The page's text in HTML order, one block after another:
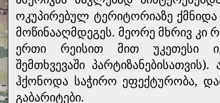
ოკუპირებულ ტერიტორიაზე
მოწინააღმდეგეს. მეორე მხრივ
ერთი რეისით მით უკეთესი
შემთხვევაში
ჰქონოდა საჭირო ეფექტურობა,
გაბარიტები.